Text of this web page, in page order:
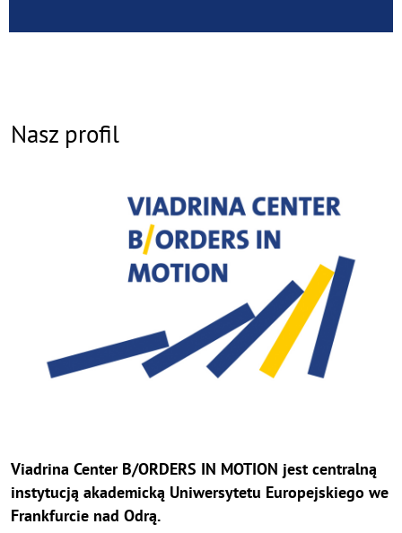
Nasz profil
Viadrina Center B/ORDERS IN MOTION jest centralną
instytucją akademicką Uniwersytetu Europejskiego we
Frankfurcie nad Odrą.